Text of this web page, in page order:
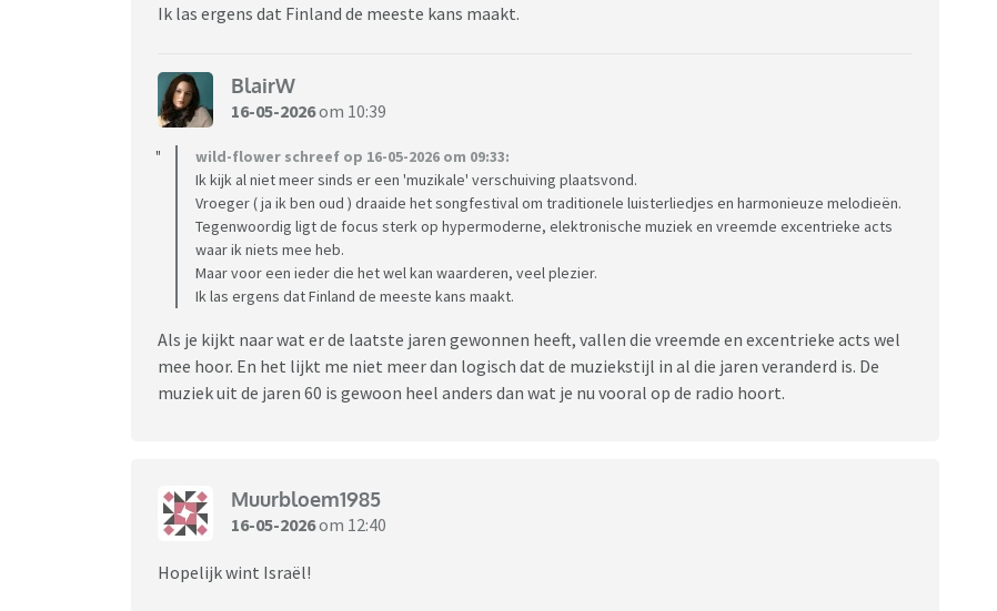
Ik las ergens dat Finland de meeste kans maakt.
BlairW
16-05-2026om 10:39
wild-flower schreef op 16-05-2026 om 09:33:
Ik kijk al niet meer sinds er een 'muzikale' verschuiving plaatsvond.
Vroeger ( ja ik ben oud ) draaide het songfestival om traditionele luisterliedjes en harmonieuze melodieën.
Tegenwoordig ligt de focus sterk op hypermoderne, elektronische muziek en vreemde excentrieke acts
waar ik niets mee heb.
Maar voor een ieder die het wel kan waarderen, veel plezier.
Ik las ergens dat Finland de meeste kans maakt.
Als je kijkt naar wat er de laatste jaren gewonnen heeft, vallen die vreemde en excentrieke acts wel
mee hoor. En het lijkt me niet meer dan logisch dat de muziekstijl in al die jaren veranderd is. De
muziek uit de jaren 60 is gewoon heel anders dan wat je nu vooral op de radio hoort.
Muurbloem1985
16-05-2026om 12:40
Hopelijk wint Israël!